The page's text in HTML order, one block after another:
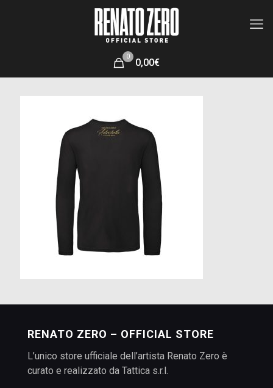
0
0,00€
RENATO ZERO – OFFICIAL STORE
L’unico store ufficiale dell’artista Renato Zero è
curato e realizzato da Tattica s.r.l.